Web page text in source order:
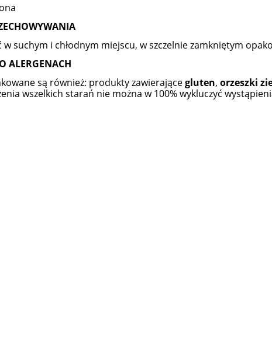
w suchym i chłodnym miejscu, w szczelnie zamkniętym
ALERGENACH
są również: produkty zawierającegluten, orzeszki
wszelkich starań nie można w 100% wykluczyć